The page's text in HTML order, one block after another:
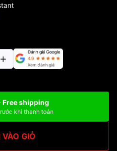
Free shipping
khi thanh toán
GIỎ